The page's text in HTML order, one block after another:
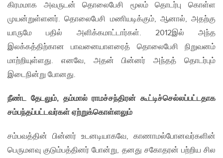
கிரமமாக அவருடன் தொலைபேசி மூலம் தொடர்பு கொள்ள
முயன்றுள்ளனர். தொலைபேசி மணியடிக்கும், ஆனால், அதற்கு
யாருமே பதில் அளிக்கமாட்டார்கள். 2012இல் அந்த
இலக்கத்திற்கான பாவனையாளரைத் தொலைபேசி நிறுவனம்
மாற்றியுள்ளது. எனவே, அதன் பின்னர் அந்தத் தொடர்பும்
இடைநின்று போனது.
நீண்ட தேடலும்,தம்மால் ராமச்சந்திரன் கூட்டிச்செல்லப்பட்டதாக
சம்பந்தப்பட்டவர்கள் ஏற்றுக்கொள்ளலும்
சம்பவத்தின் பின்னர் உடனடியாகவே, காணாமல்போனவர்களின்
பெருமளவு குடும்பத்தினர் போன்று, தனது சகோதரன் பற்றிய சில